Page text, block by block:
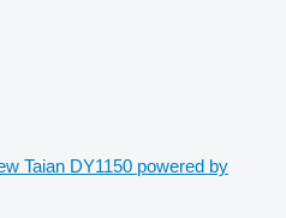
Taian DY1150 powered by